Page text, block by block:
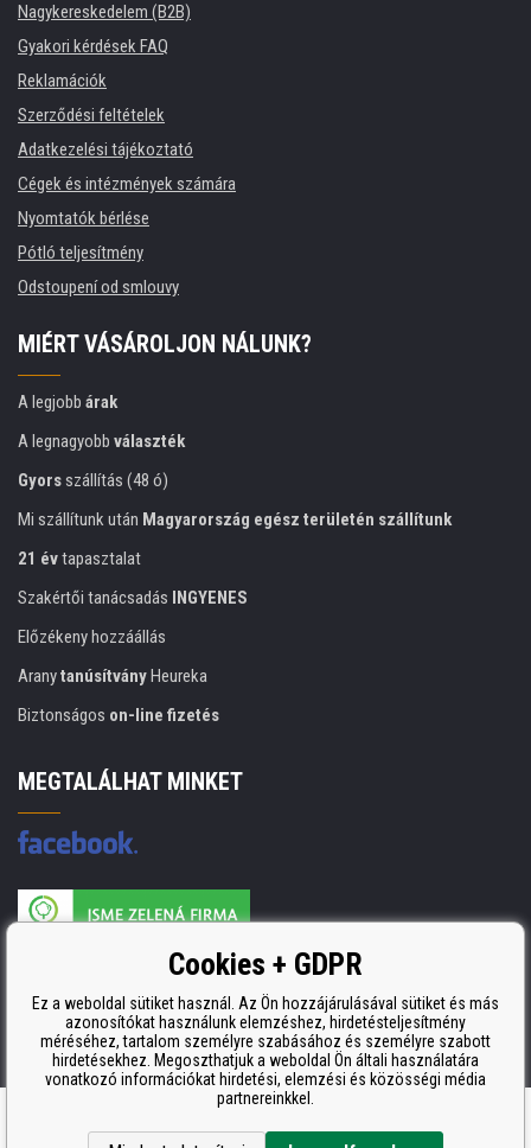
Nagykereskedelem (B2B)
Gyakori kérdések FAQ
Reklamációk
Szerződési feltételek
Adatkezelési tájékoztató
Cégek és intézmények számára
Nyomtatók bérlése
Pótló teljesítmény
Odstoupení od smlouvy
MIÉRT VÁSÁROLJON NÁLUNK?
A legjobb árak
A legnagyobb választék
Gyorsszállítás (48 ó)
Mi szállítunk után Magyarország egész területén szállítunk
21 évtapasztalat
Szakértői tanácsadás INGYENES
Előzékeny hozzáállás
AranytanúsítványHeureka
Biztonságos on-line fizetés
MEGTALÁLHAT MINKET
A nyomtatási kellékek gyártója ISO 9001 tanúsítvánnyal rendelkezik
ISO 9001, ISO 14001 és STMC.
Ecommerce solutionsBINARGON.cz
Cookies + GDPR
Ez a weboldal sütiket használ. Az Ön hozzájárulásával sütiket és más
azonosítókat használunk elemzéshez, hirdetésteljesítmény
méréséhez, tartalom személyre szabásához és személyre szabott
hirdetésekhez. Megoszthatjuk a weboldal Ön általi használatára
vonatkozó információkat hirdetési, elemzési és közösségi média
partnereinkkel.